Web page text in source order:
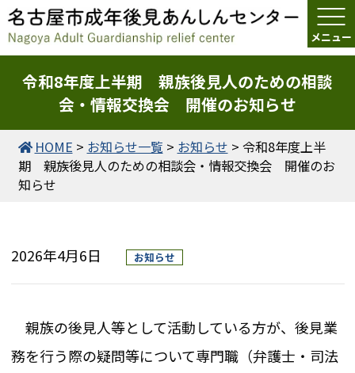
令和8年度上半期 親族後見人のための相談
会・情報交換会 開催のお知らせ
HOME > お知らせ一覧 > お知らせ > 令和8年度上半
期 親族後見人のための相談会・情報交換会 開催のお
知らせ
2026年4月6日 お知らせ
親族の後見人等として活動している方が、後見業
務を行う際の疑問等について専門職（弁護士・司法